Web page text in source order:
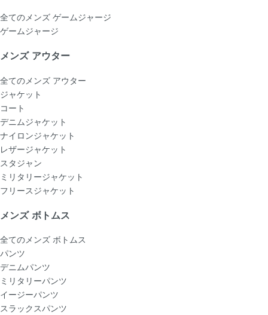
全てのメンズ ゲームジャージ
ゲームジャージ
メンズ アウター
全てのメンズ アウター
ジャケット
コート
デニムジャケット
ナイロンジャケット
レザージャケット
スタジャン
ミリタリージャケット
フリースジャケット
メンズ ボトムス
全てのメンズ ボトムス
パンツ
デニムパンツ
ミリタリーパンツ
イージーパンツ
スラックスパンツ